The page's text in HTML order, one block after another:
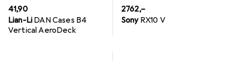
EUR
41,90
Lian-Li DAN Cases B4
Vertical AeroDeck
EUR
2762,–
Sony RX10 V